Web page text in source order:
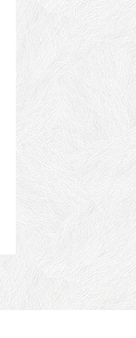
Le gain
Un couvreur
présentent à
haute
supérieure
beaucoup
éliminer les
pression qui